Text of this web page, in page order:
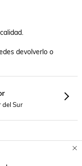
devolverlo o
del Sur